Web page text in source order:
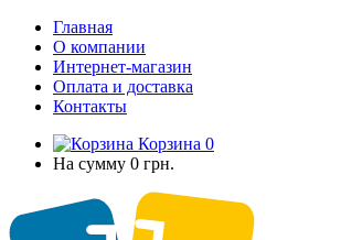
Главная
О компании
Интернет-магазин
Оплата и доставка
Контакты
Корзина 0
На сумму 0 грн.